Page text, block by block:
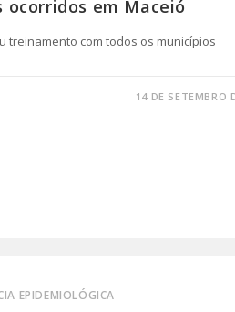
ocorridos em Maceió
treinamento com todos os municípios
14 DE SETEMBRO
EPIDEMIOLÓGICA